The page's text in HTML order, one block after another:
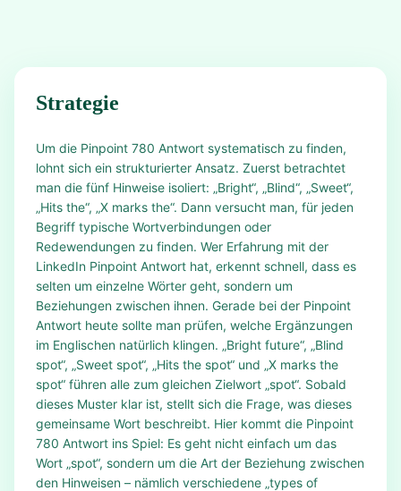
Strategie
Um die Pinpoint 780 Antwort systematisch zu finden,
lohnt sich ein strukturierter Ansatz. Zuerst betrachtet
man die fünf Hinweise isoliert: „Bright“, „Blind“, „Sweet“,
„Hits the“, „X marks the“. Dann versucht man, für jeden
Begriff typische Wortverbindungen oder
Redewendungen zu finden. Wer Erfahrung mit der
LinkedIn Pinpoint Antwort hat, erkennt schnell, dass es
selten um einzelne Wörter geht, sondern um
Beziehungen zwischen ihnen. Gerade bei der Pinpoint
Antwort heute sollte man prüfen, welche Ergänzungen
im Englischen natürlich klingen. „Bright future“, „Blind
spot“, „Sweet spot“, „Hits the spot“ und „X marks the
spot“ führen alle zum gleichen Zielwort „spot“. Sobald
dieses Muster klar ist, stellt sich die Frage, was dieses
gemeinsame Wort beschreibt. Hier kommt die Pinpoint
780 Antwort ins Spiel: Es geht nicht einfach um das
Wort „spot“, sondern um die Art der Beziehung zwischen
den Hinweisen – nämlich verschiedene „types of